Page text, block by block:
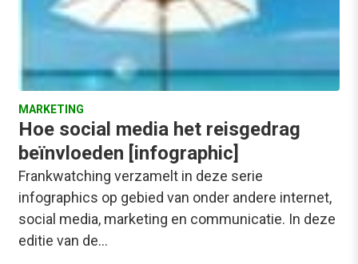
MARKETING
Hoe social media het reisgedrag
beïnvloeden [infographic]
Frankwatching verzamelt in deze serie
infographics op gebied van onder andere internet,
social media, marketing en communicatie. In deze
editie van de…